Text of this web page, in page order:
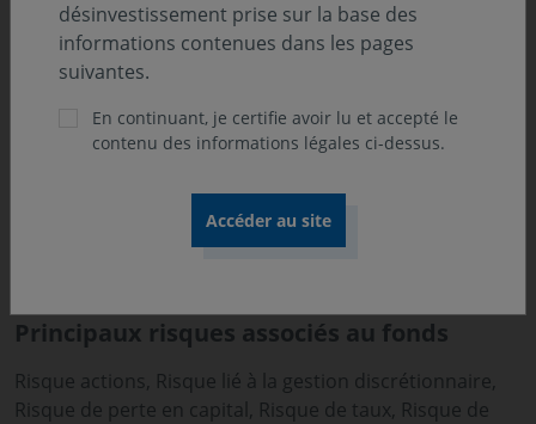
Orientation de gestion
Il a pour objectif d'obtenir une
performance supérieure à celle de l’indicateur
Morgan Stanley Capital International Pan euro calculés
Principaux risques associés au fonds
Risque actions, Risque lié à la gestion discrétionnaire,
Risque de perte en capital, Risque de taux, Risque de
désinvestissement prise sur la base des
informations contenues dans les pages
suivantes.
En continuant, je certifie avoir lu et accepté le
contenu des informations légales ci-dessus.